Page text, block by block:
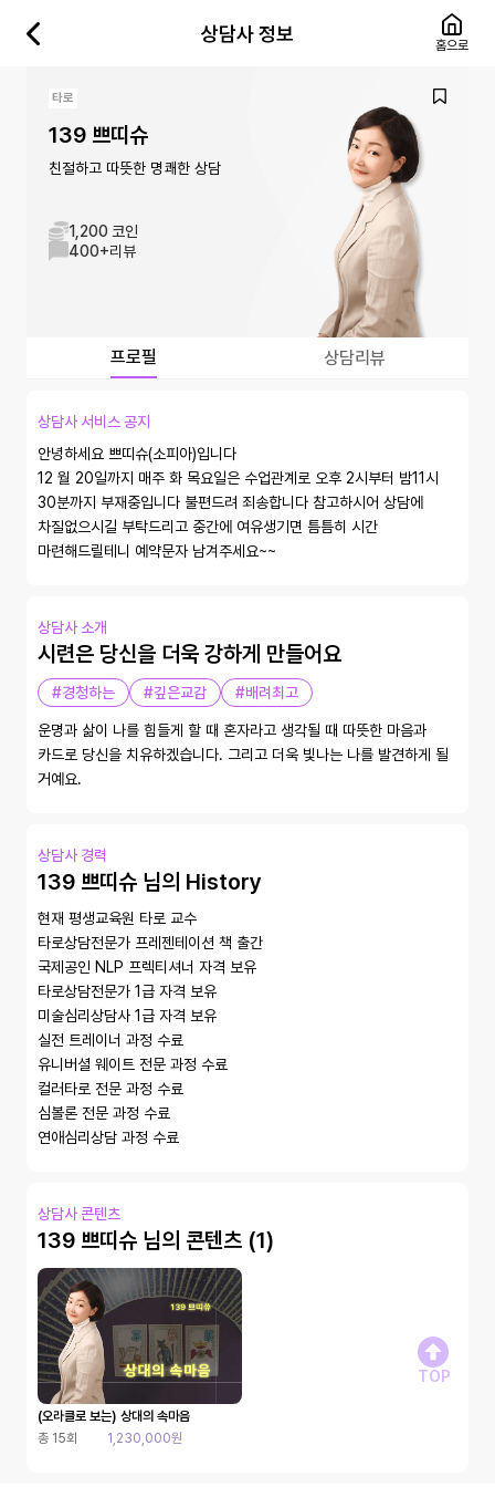
상담사 정보
홈으로
타로
139 쁘띠슈
친절하고 따뜻한 명쾌한 상담
1,200 코인
400+리뷰
프로필 상담리뷰
상담사 서비스 공지
안녕하세요 쁘띠슈(소피아)입니다
12 월 20일까지 매주 화 목요일은 수업관계로 오후 2시부터 밤11시
30분까지 부재중입니다 불편드려 죄송합니다 참고하시어 상담에
차질없으시길 부탁드리고 중간에 여유생기면 틈틈히 시간
마련해드릴테니 예약문자 남겨주세요~~
상담사 소개
시련은 당신을 더욱 강하게 만들어요
#경청하는 #깊은교감 #배려최고
운명과 삶이 나를 힘들게 할 때 혼자라고 생각될 때 따뜻한 마음과
카드로 당신을 치유하겠습니다. 그리고 더욱 빛나는 나를 발견하게 될
거예요.
상담사 경력
139 쁘띠슈 님의 History
현재 평생교육원 타로 교수
타로상담전문가 프레젠테이션 책 출간
국제공인 NLP 프렉티셔너 자격 보유
타로상담전문가 1급 자격 보유
미술심리상담사 1급 자격 보유
실전 트레이너 과정 수료
유니버셜 웨이트 전문 과정 수료
컬러타로 전문 과정 수료
심볼론 전문 과정 수료
연애심리상담 과정 수료
상담사 콘텐츠
139 쁘띠슈 님의 콘텐츠 (1)
(오라클로 보는) 상대의 속마음
총 15회
1,230,000원
TOP